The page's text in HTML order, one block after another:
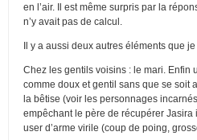
en l’air. Il est même surpris par la
n’y avait pas de calcul.
Il y a aussi deux autres éléments que
Chez les gentils voisins : le mari. Enfin
comme doux et gentil sans que se soit
la bêtise (voir les personnages
empêchant le père de récupérer Jasira
user d’arme virile (coup de poing,